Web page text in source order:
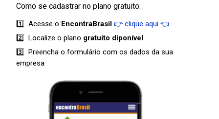
Como se cadastrar no plano gratuito:
1️⃣ Acesse o EncontraBrasil 👉 clique aqui 👈
2️⃣ Localize o plano gratuito diponível
3️⃣ Preencha o formulário com os dados da sua
empresa